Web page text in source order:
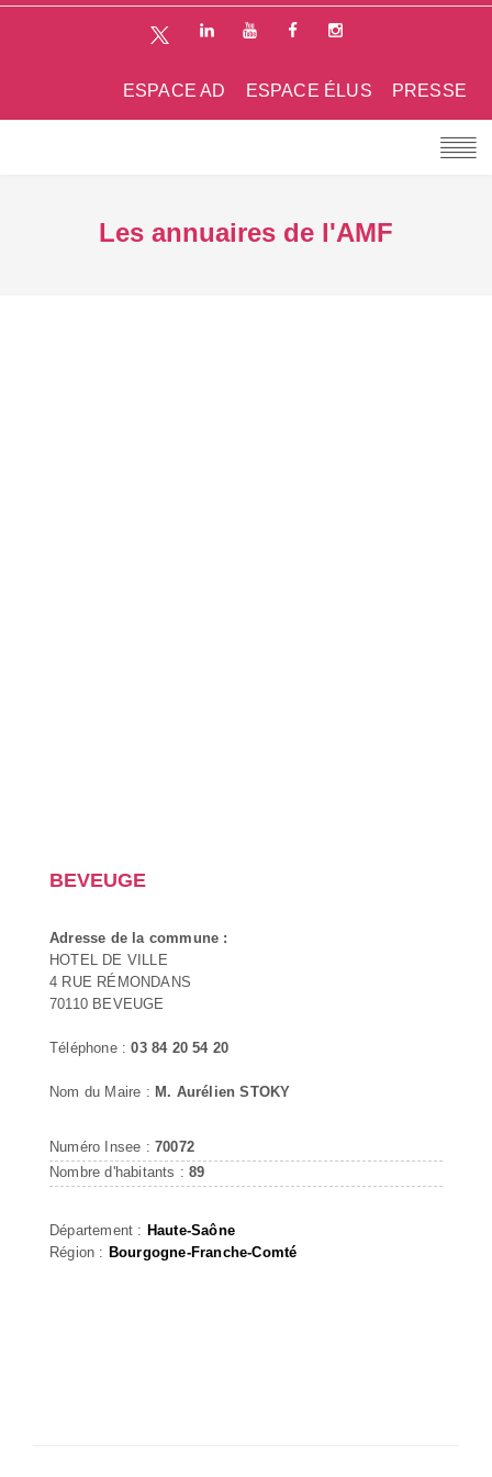
PRESSE
ESPACE ÉLUS
ESPACE AD
Les annuaires de l'AMF
BEVEUGE
Adresse de la commune :
HOTEL DE VILLE
4 RUE RÉMONDANS
70110 BEVEUGE
Téléphone :03 84 20 54 20
Nom du Maire : M. Aurélien STOKY
Numéro Insee : 70072
Nombre d'habitants :89
Département : Haute-Saône
Région : Bourgogne-Franche-Comté